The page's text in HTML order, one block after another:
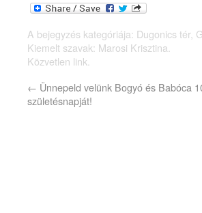
A bejegyzés kategóriája: Dugonics tér,
Kiemelt szavak: Marosi Krisztina.
Közvetlen link.
← Ünnepeld velünk Bogyó és Babóca
születésnapját!